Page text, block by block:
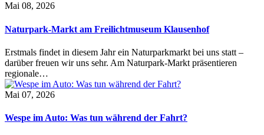
Mai 08, 2026
Naturpark-Markt am Freilichtmuseum Klausenhof
Erstmals findet in diesem Jahr ein Naturparkmarkt bei uns statt –
darüber freuen wir uns sehr. Am Naturpark-Markt präsentieren
regionale…
Mai 07, 2026
Wespe im Auto: Was tun während der Fahrt?